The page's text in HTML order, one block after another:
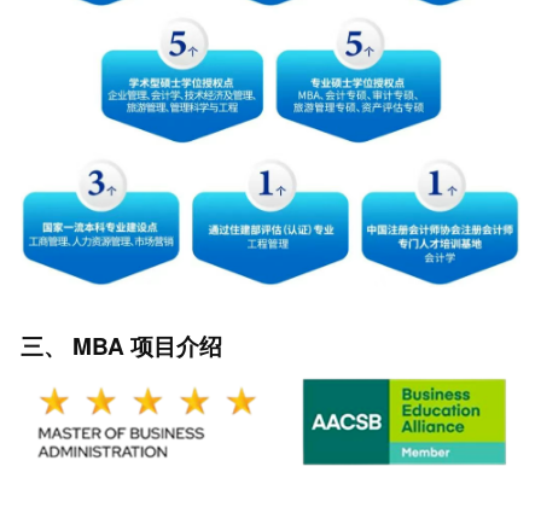
三、 MBA项目介绍